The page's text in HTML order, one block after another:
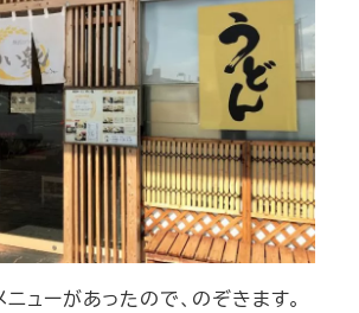
ューがあったので、のぞきます。